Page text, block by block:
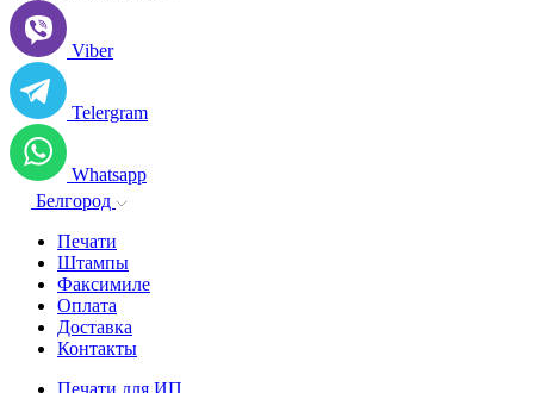
Viber
Telergram
Whatsapp
Белгород
Печати
Штампы
Факсимиле
Оплата
Доставка
Контакты
Печати для ИП